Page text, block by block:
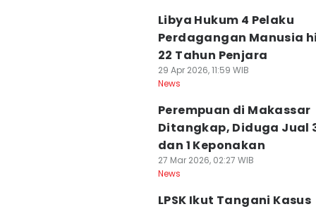
Libya Hukum 4 Pelaku
Perdagangan Manusia
22 Tahun Penjara
29 Apr 2026, 11:59 WIB
News
Perempuan di Makassar
Ditangkap, Diduga Jual
dan 1 Keponakan
27 Mar 2026, 02:27 WIB
News
LPSK Ikut Tangani Kasus